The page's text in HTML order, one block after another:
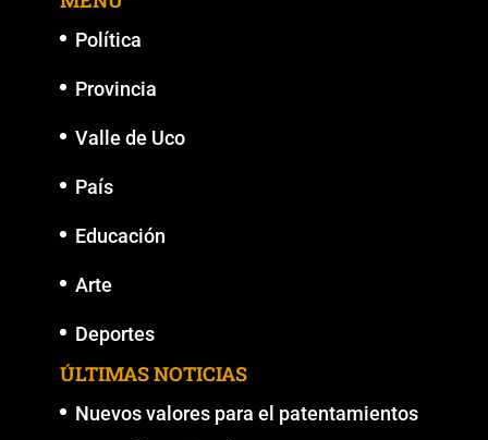
o
k
Política
Provincia
Valle de Uco
País
Educación
Arte
Deportes
ÚLTIMAS NOTICIAS
Nuevos valores para el patentamientos